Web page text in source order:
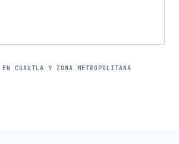
EN CUAUTLA Y ZONA METROPOLITANA